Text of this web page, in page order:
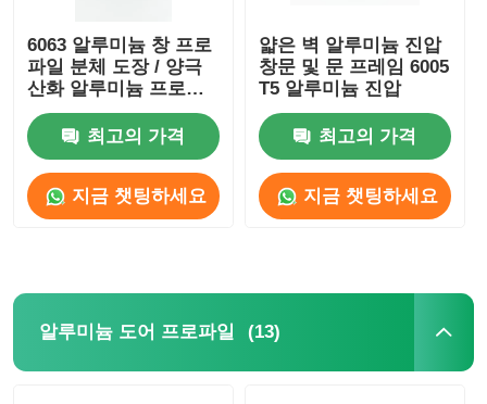
6063 알루미늄 창 프로
파일 분체 도장 / 양극
산화 알루미늄 프로파
일 제조업체
최고의 가격
지금 챗팅하세요
얇은 벽 알루미늄 진압
창문 및 문 프레임 6005
T5 알루미늄 진압
최고의 가격
지금 챗팅하세요
알루미늄 도어 프로파일 (13)